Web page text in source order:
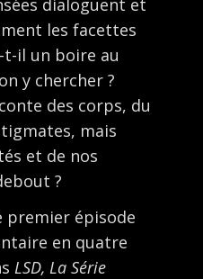
dialoguent et
les facettes
t-il un boire au
y chercher ?
des corps, du
mais
et de nos
?
premier épisode
en quatre
LSD, La Série